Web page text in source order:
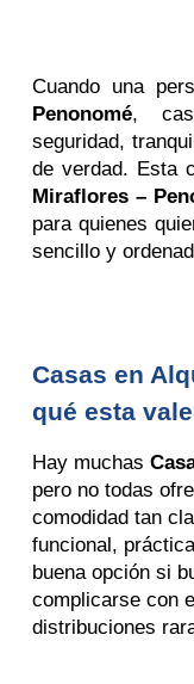
Cuando una
Penonomé,
seguridad,
de verdad. Esta
Miraflores –
para quienes
sencillo y
Casas en
qué esta
Hay muchas
pero no todas
comodidad tan
funcional,
buena opción si
complicarse con
distribuciones